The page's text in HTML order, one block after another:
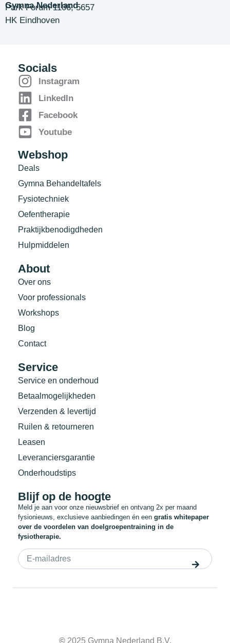
Gymna Nederland
Park Forum 1106, 5657
HK Eindhoven
Socials
Instagram
LinkedIn
Facebook
Youtube
Webshop
Deals
Gymna Behandeltafels
Fysiotechniek
Oefentherapie
Praktijkbenodigdheden
Hulpmiddelen
About
Over ons
Voor professionals
Workshops
Blog
Contact
Service
Service en onderhoud
Betaalmogelijkheden
Verzenden & levertijd
Ruilen & retourneren
Leasen
Leveranciersgarantie
Onderhoudstips
Blijf op de hoogte
Meld je aan voor onze nieuwsbrief en ontvang 2x per maand
fysionieuws, exclusieve aanbiedingen én een gratis whitepaper
over de voordelen van doelgroepentraining in de
fysiotherapie.
© 2025 Gymna Nederland B.V.